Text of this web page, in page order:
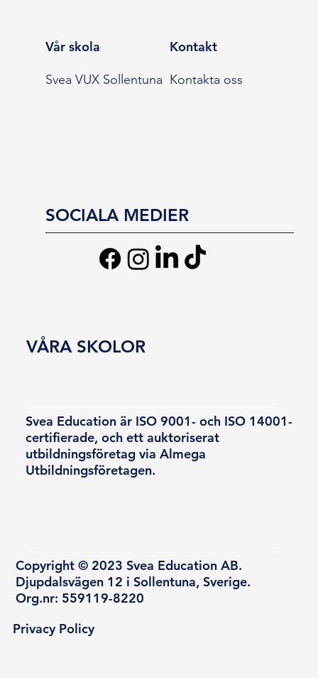
Vår skola
Svea VUX Sollentuna
Kontakt
Kontakta oss
SOCIALA MEDIER
Svea Education är ISO 9001- och ISO 14001-
certifierade, och ett auktoriserat
utbildningsföretag via Almega
Utbildningsföretagen.
Copyright © 2023 Svea Education AB.
Djupdalsvägen 12 i Sollentuna, Sverige.
Org.nr: 559119-8220
VÅRA SKOLOR
Privacy Policy